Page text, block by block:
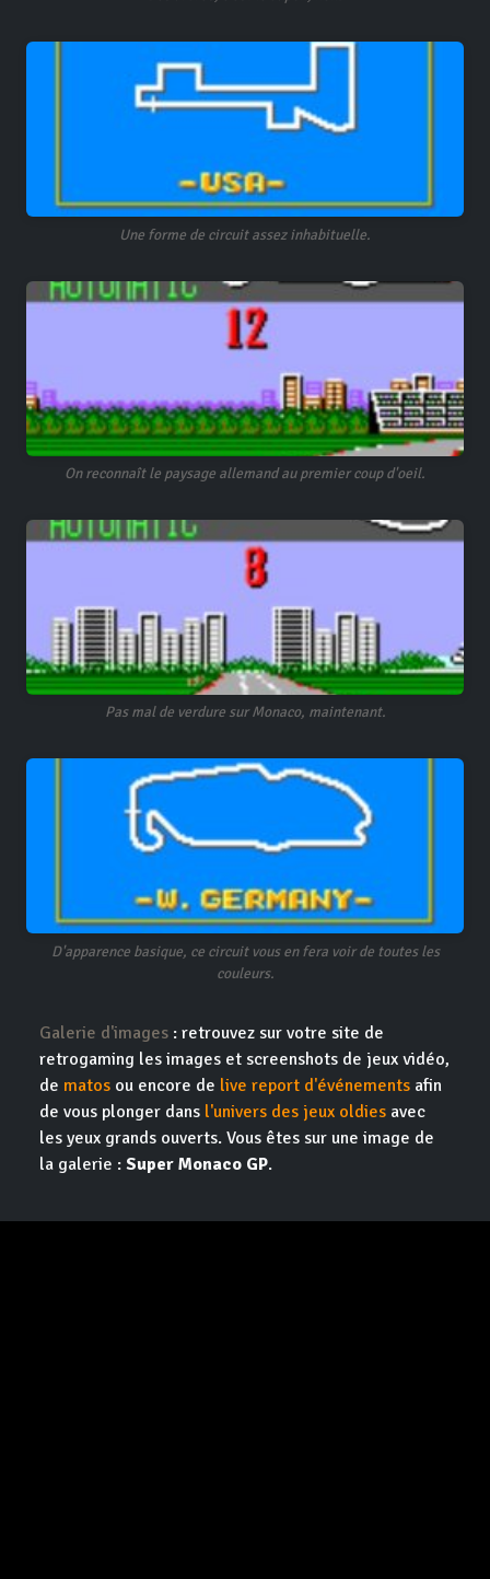
Une forme de circuit assez inhabituelle.
On reconnaît le paysage allemand au premier coup d'oeil.
Pas mal de verdure sur Monaco, maintenant.
D'apparence basique, ce circuit vous en fera voir de toutes les
couleurs.
Galerie d'images : retrouvez sur votre site de
retrogaming les images et screenshots de jeux vidéo,
de matos ou encore de live report d'événements afin
de vous plonger dans l'univers des jeux oldies avec
les yeux grands ouverts. Vous êtes sur une image de
la galerie : Super Monaco GP.